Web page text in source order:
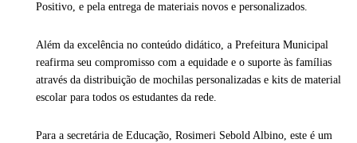
Positivo, e pela entrega de materiais novos e personalizados.
Além da excelência no conteúdo didático, a Prefeitura Municipal
reafirma seu compromisso com a equidade e o suporte às famílias
através da distribuição de mochilas personalizadas e kits de material
escolar para todos os estudantes da rede.
Para a secretária de Educação, Rosimeri Sebold Albino, este é um